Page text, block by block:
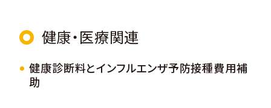
健康・医療関連
健康診断料とインフルエンザ予防接種費用補
助